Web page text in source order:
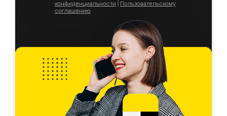
конфиденциальности
Пользовательскому
соглашению